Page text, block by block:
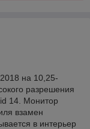
на 10,25-
разрешения
14. Монитор
взамен
в интерьер